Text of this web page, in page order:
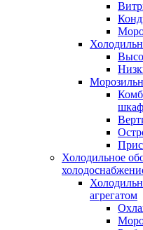
Холодильное
агрегатом